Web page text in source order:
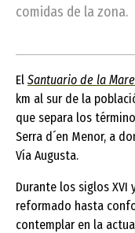
comidas de la zona.
El Santuario de la
km al sur de la
que separa los
Serra d´en Menor, a
Vía Augusta.
Durante los siglos XVI
reformado hasta
contemplar en la